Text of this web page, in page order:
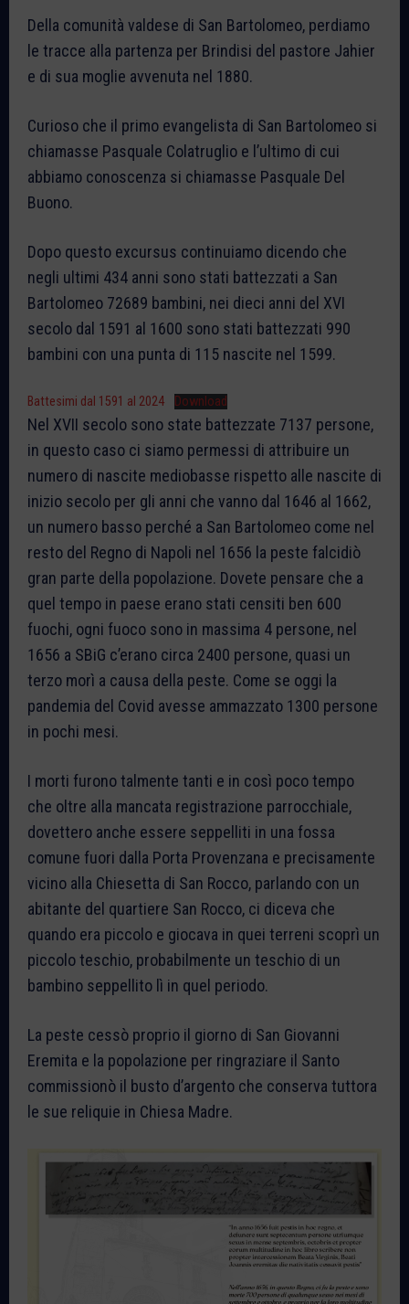
Della comunità valdese di San Bartolomeo, perdiamo
le tracce alla partenza per Brindisi del pastore Jahier
e di sua moglie avvenuta nel 1880.
Curioso che il primo evangelista di San Bartolomeo si
chiamasse Pasquale Colatruglio e l’ultimo di cui
abbiamo conoscenza si chiamasse Pasquale Del
Buono.
Dopo questo excursus continuiamo dicendo che
negli ultimi 434 anni sono stati battezzati a San
Bartolomeo 72689 bambini, nei dieci anni del XVI
secolo dal 1591 al 1600 sono stati battezzati 990
bambini con una punta di 115 nascite nel 1599.
Battesimi dal 1591 al 2024 Download
Nel XVII secolo sono state battezzate 7137 persone,
in questo caso ci siamo permessi di attribuire un
numero di nascite mediobasse rispetto alle nascite di
inizio secolo per gli anni che vanno dal 1646 al 1662,
un numero basso perché a San Bartolomeo come nel
resto del Regno di Napoli nel 1656 la peste falcidiò
gran parte della popolazione. Dovete pensare che a
quel tempo in paese erano stati censiti ben 600
fuochi, ogni fuoco sono in massima 4 persone, nel
1656 a SBiG c’erano circa 2400 persone, quasi un
terzo morì a causa della peste. Come se oggi la
pandemia del Covid avesse ammazzato 1300 persone
in pochi mesi.
I morti furono talmente tanti e in così poco tempo
che oltre alla mancata registrazione parrocchiale,
dovettero anche essere seppelliti in una fossa
comune fuori dalla Porta Provenzana e precisamente
vicino alla Chiesetta di San Rocco, parlando con un
abitante del quartiere San Rocco, ci diceva che
quando era piccolo e giocava in quei terreni scoprì un
piccolo teschio, probabilmente un teschio di un
bambino seppellito lì in quel periodo.
La peste cessò proprio il giorno di San Giovanni
Eremita e la popolazione per ringraziare il Santo
commissionò il busto d’argento che conserva tuttora
le sue reliquie in Chiesa Madre.